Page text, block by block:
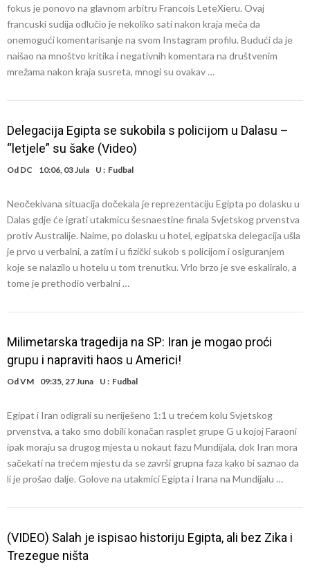
fokus je ponovo na glavnom arbitru Francois LeteXieru. Ovaj
francuski sudija odlučio je nekoliko sati nakon kraja meča da
onemogući komentarisanje na svom Instagram profilu. Budući da je
naišao na mnoštvo kritika i negativnih komentara na društvenim
mrežama nakon kraja susreta, mnogi su ovakav …
Delegacija Egipta se sukobila s policijom u Dalasu –
“letjele” su šake (Video)
Od DC 10:06, 03 Jula U : Fudbal
Neočekivana situacija dočekala je reprezentaciju Egipta po dolasku u
Dalas gdje će igrati utakmicu šesnaestine finala Svjetskog prvenstva
protiv Australije. Naime, po dolasku u hotel, egipatska delegacija ušla
je prvo u verbalni, a zatim i u fizički sukob s policijom i osiguranjem
koje se nalazilo u hotelu u tom trenutku. Vrlo brzo je sve eskaliralo, a
tome je prethodio verbalni …
Milimetarska tragedija na SP: Iran je mogao proći
grupu i napraviti haos u Americi!
OdVM 09:35, 27 Juna U : Fudbal
Egipat i Iran odigrali su neriješeno 1:1 u trećem kolu Svjetskog
prvenstva, a tako smo dobili konačan rasplet grupe G u kojoj Faraoni
ipak moraju sa drugog mjesta u nokaut fazu Mundijala, dok Iran mora
sačekati na trećem mjestu da se završi grupna faza kako bi saznao da
li je prošao dalje. Golove na utakmici Egipta i Irana na Mundijalu …
(VIDEO) Salah je ispisao historiju Egipta, ali bez Zika i
Trezegue ništa